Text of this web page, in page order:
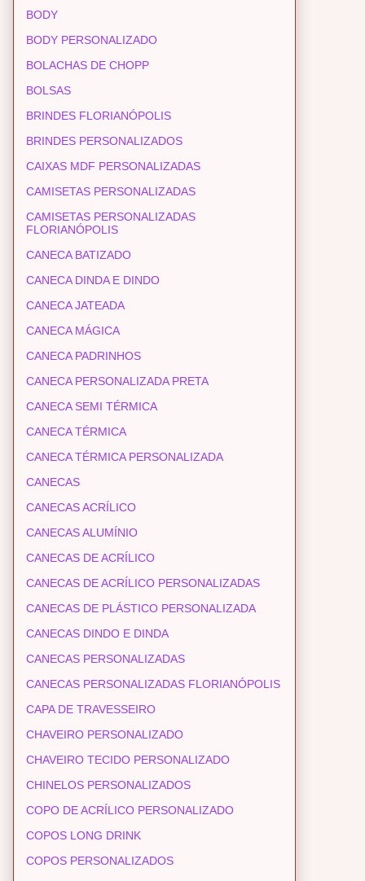
BODY
BODY PERSONALIZADO
BOLACHAS DE CHOPP
BOLSAS
BRINDES FLORIANÓPOLIS
BRINDES PERSONALIZADOS
CAIXAS MDF PERSONALIZADAS
CAMISETAS PERSONALIZADAS
CAMISETAS PERSONALIZADAS
FLORIANÓPOLIS
CANECA BATIZADO
CANECA DINDA E DINDO
CANECA JATEADA
CANECA MÁGICA
CANECA PADRINHOS
CANECA PERSONALIZADA PRETA
CANECA SEMI TÉRMICA
CANECA TÉRMICA
CANECA TÉRMICA PERSONALIZADA
CANECAS
CANECAS ACRÍLICO
CANECAS ALUMÍNIO
CANECAS DE ACRÍLICO
CANECAS DE ACRÍLICO PERSONALIZADAS
CANECAS DE PLÁSTICO PERSONALIZADA
CANECAS DINDO E DINDA
CANECAS PERSONALIZADAS
CANECAS PERSONALIZADAS FLORIANÓPOLIS
CAPA DE TRAVESSEIRO
CHAVEIRO PERSONALIZADO
CHAVEIRO TECIDO PERSONALIZADO
CHINELOS PERSONALIZADOS
COPO DE ACRÍLICO PERSONALIZADO
COPOS LONG DRINK
COPOS PERSONALIZADOS